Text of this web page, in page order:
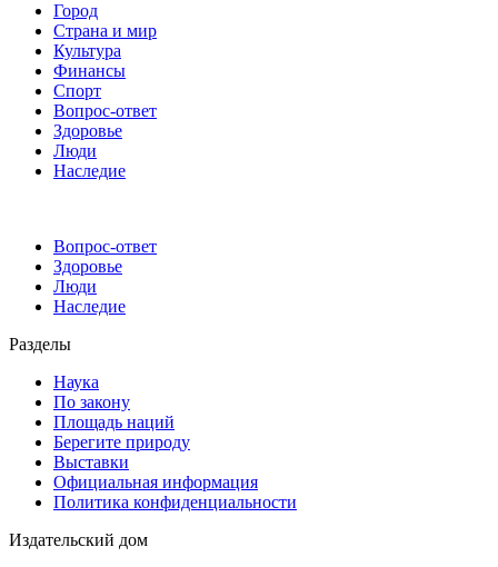
Город
Страна и мир
Культура
Финансы
Спорт
Вопрос-ответ
Здоровье
Люди
Наследие
Вопрос-ответ
Здоровье
Люди
Наследие
Разделы
Наука
По закону
Площадь наций
Берегите природу
Выставки
Официальная информация
Политика конфиденциальности
Издательский дом